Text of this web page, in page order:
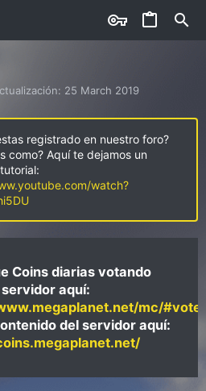
25 March 2019
registrado en nuestro foro?
como? Aquí te dejamos un
watch?
Coins diarias votando
aquí:
mc/#vote
del servidor aquí: